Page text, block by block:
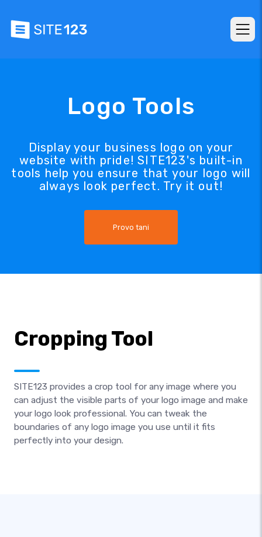
Logo Tools
Display your business logo on your
website with pride! SITE123's built-in
tools help you ensure that your logo will
always look perfect. Try it out!
Provo tani
Cropping Tool
SITE123 provides a crop tool for any image where you
can adjust the visible parts of your logo image and make
your logo look professional. You can tweak the
boundaries of any logo image you use until it fits
perfectly into your design.